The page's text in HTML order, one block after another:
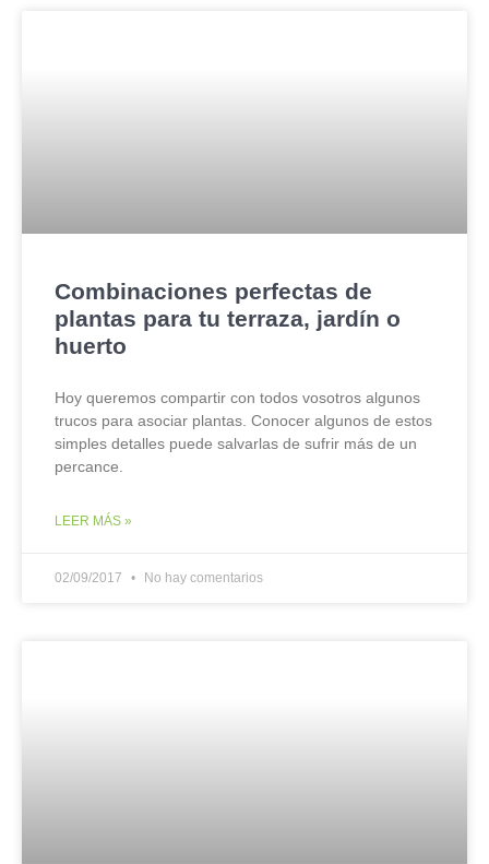
Combinaciones perfectas de
plantas para tu terraza, jardín o
huerto
Hoy queremos compartir con todos vosotros algunos
trucos para asociar plantas. Conocer algunos de estos
simples detalles puede salvarlas de sufrir más de un
percance.
LEER MÁS »
02/09/2017 No hay comentarios